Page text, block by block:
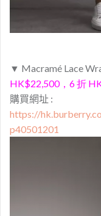
▼ Macramé Lace
HK$22,500，6 折
購買網址 :
https://
p40501201